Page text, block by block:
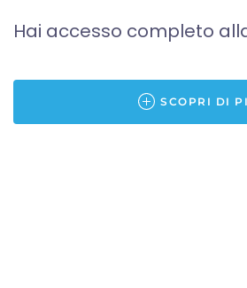
Hai accesso completo
SCOPRI DI